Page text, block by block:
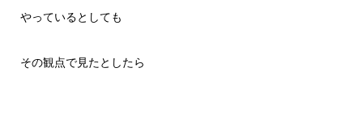
やっているとしても
その観点で見たとしたら